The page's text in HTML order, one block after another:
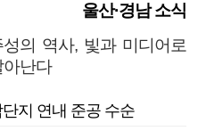
울산·경남 소식
성의 역사, 빛과 미디어로
아난다
지 연내 준공 수순